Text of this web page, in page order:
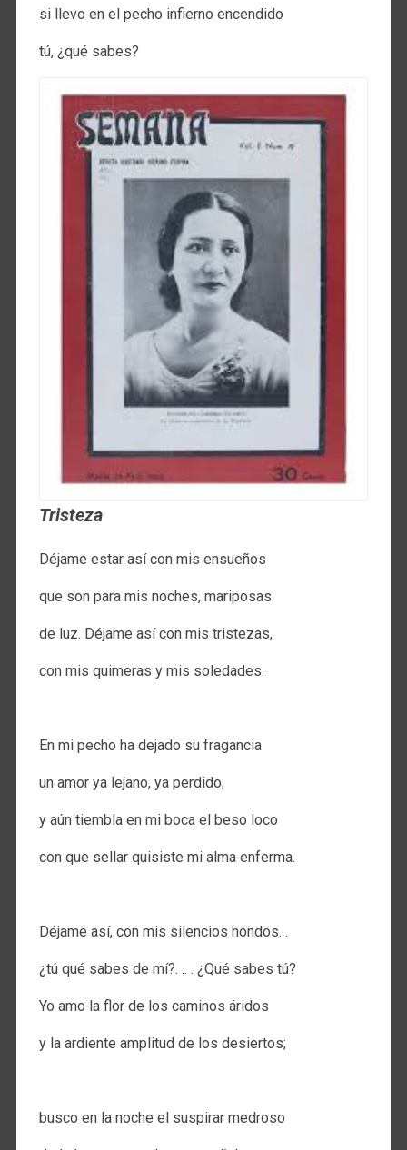
si llevo en el pecho infierno encendido
tú, ¿qué sabes?
Tristeza
Déjame estar así con mis ensueños
que son para mis noches, mariposas
de luz. Déjame así con mis tristezas,
con mis quimeras y mis soledades.
En mi pecho ha dejado su fragancia
un amor ya lejano, ya perdido;
y aún tiembla en mi boca el beso loco
con que sellar quisiste mi alma enferma.
Déjame así, con mis silencios hondos. .
¿tú qué sabes de mí?. .. . ¿Qué sabes tú?
Yo amo la flor de los caminos áridos
y la ardiente amplitud de los desiertos;
busco en la noche el suspirar medroso